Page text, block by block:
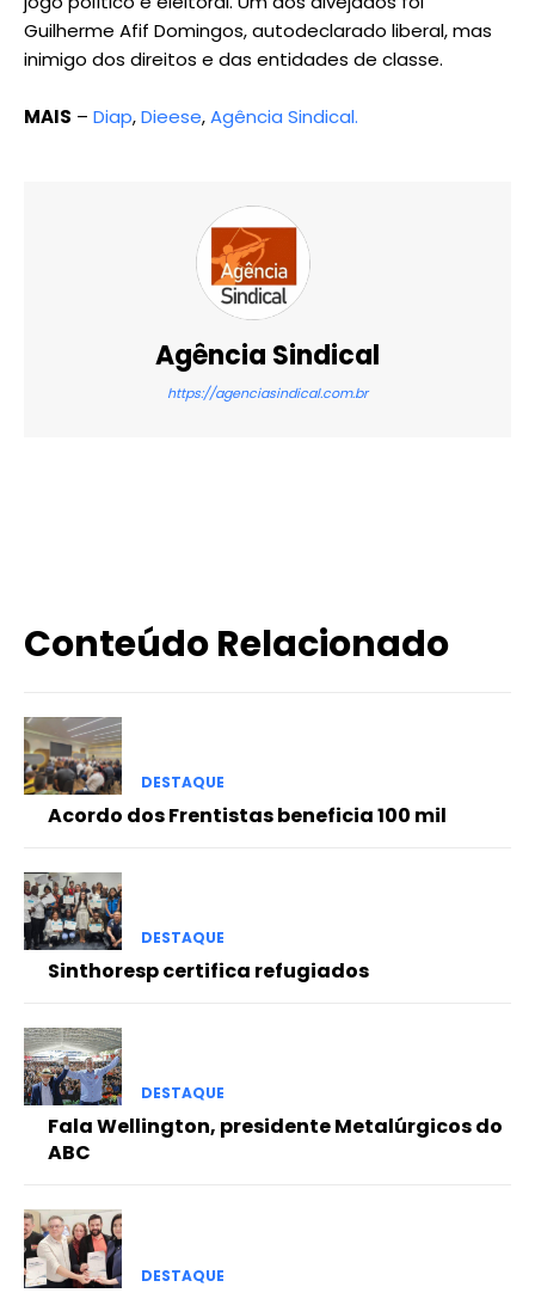
Guilherme Afif Domingos, autodeclarado liberal, mas
inimigo dos direitos e das entidades de classe.
MAIS – Diap,Dieese,Agência Sindical.
Agência Sindical
https://agenciasindical.com.br
Conteúdo Relacionado
DESTAQUE
Acordo dos Frentistas beneficia 100 mil
DESTAQUE
Sinthoresp certifica refugiados
DESTAQUE
Fala Wellington, presidente Metalúrgicos do
ABC
DESTAQUE